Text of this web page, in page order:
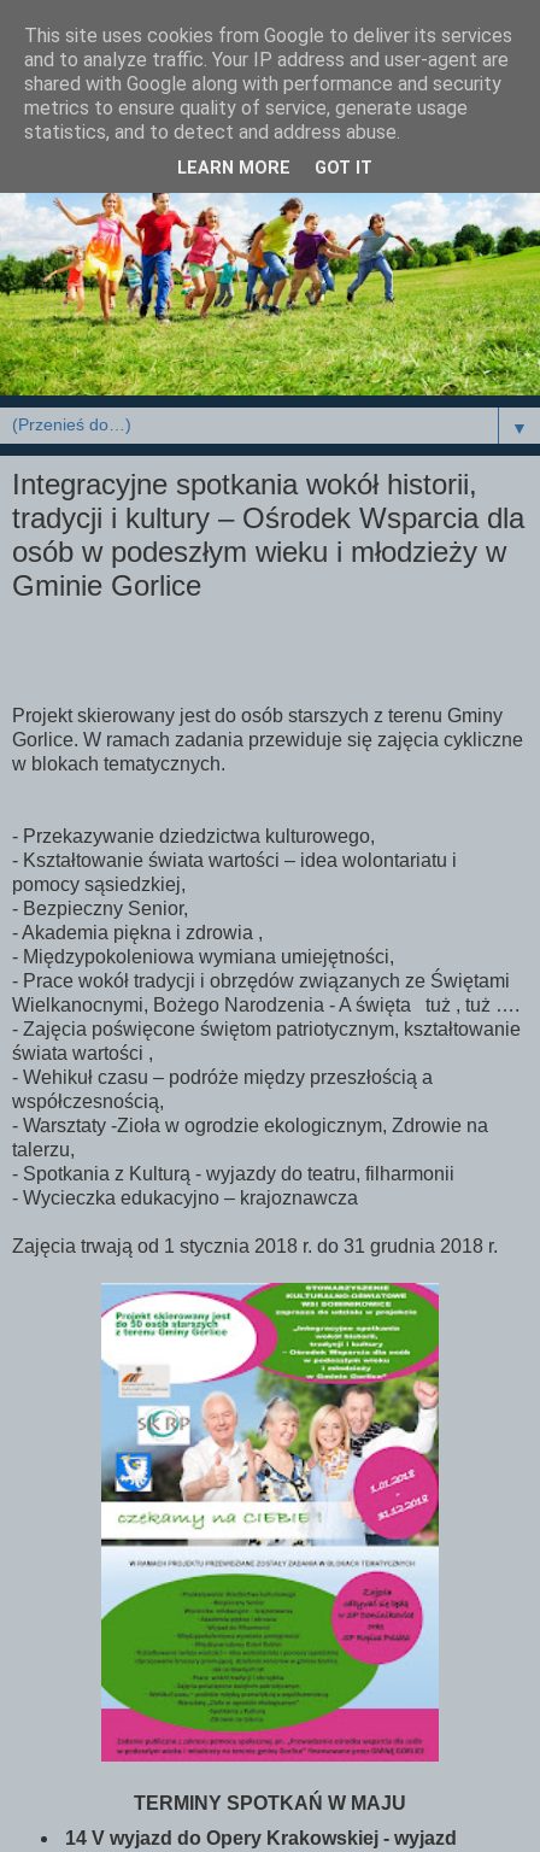
▼
Integracyjne spotkania wokół historii,
tradycji i kultury – Ośrodek Wsparcia dla
osób w podeszłym wieku i młodzieży w
Gminie Gorlice
Projekt skierowany jest do osób starszych z terenu Gminy
Gorlice. W ramach zadania przewiduje się zajęcia cykliczne
w blokach tematycznych.
- Przekazywanie dziedzictwa kulturowego,
- Kształtowanie świata wartości – idea wolontariatu i
pomocy sąsiedzkiej,
- Bezpieczny Senior,
- Akademia piękna i zdrowia ,
- Międzypokoleniowa wymiana umiejętności,
- Prace wokół tradycji i obrzędów związanych ze Świętami
Wielkanocnymi, Bożego Narodzenia - A święta tuż , tuż ….
- Zajęcia poświęcone świętom patriotycznym, kształtowanie
świata wartości ,
- Wehikuł czasu – podróże między przeszłością a
współczesnością,
- Warsztaty -Zioła w ogrodzie ekologicznym, Zdrowie na
talerzu,
- Spotkania z Kulturą - wyjazdy do teatru, filharmonii
- Wycieczka edukacyjno – krajoznawcza
Zajęcia trwają od 1 stycznia 2018 r. do 31 grudnia 2018 r.
TERMINY SPOTKAŃ W MAJU
14 V wyjazd do Opery Krakowskiej - wyjazd
This site uses cookies from Google to deliver its services
and to analyze traffic. Your IP address and user-agent are
shared with Google along with performance and security
metrics to ensure quality of service, generate usage
statistics, and to detect and address abuse.
LEARN MORE GOT IT